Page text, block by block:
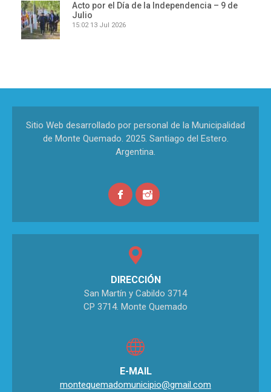
Acto por el Día de la Independencia – 9 de
Julio
15:02 13 Jul 2026
Sitio Web desarrollado por personal de la Municipalidad
de Monte Quemado. 2025. Santiago del Estero.
Argentina.
DIRECCIÓN
San Martín y Cabildo 3714
CP 3714. Monte Quemado
E-MAIL
montequemadomunicipio@gmail.com